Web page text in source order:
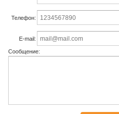
Телефон:
E-mail:
Сообщение: